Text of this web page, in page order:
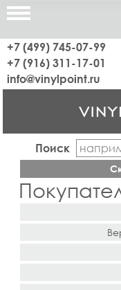
+7 (499) 745-07-99
+7 (916) 311-17-01
info@vinylpoint.ru
Поиск